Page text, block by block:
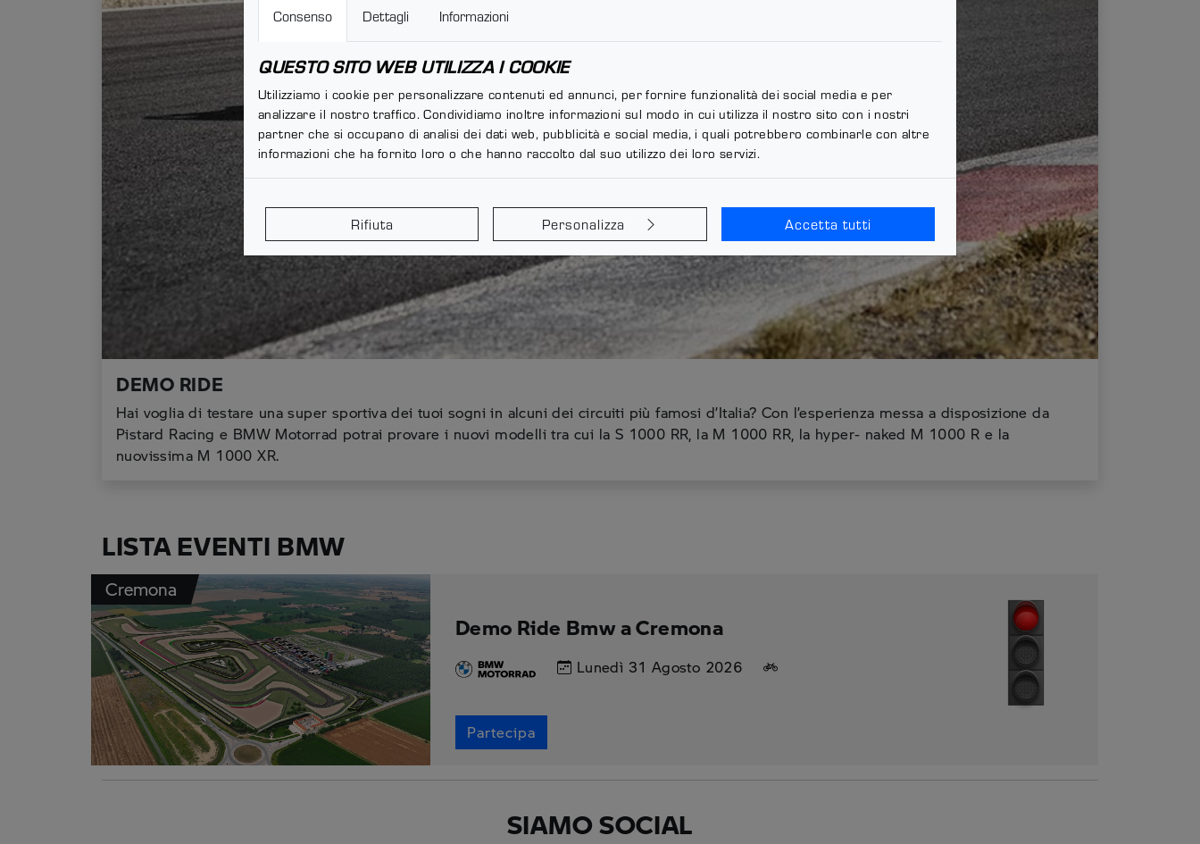
DEMO RIDE
Hai voglia di testare una super sportiva dei tuoi sogni in alcuni dei circuiti più famosi d’Italia? Con l’esperienza messa a disposizione da
Pistard Racing e BMW Motorrad potrai provare i nuovi modelli tra cui la S 1000 RR, la M 1000 RR, la hyper- naked M 1000 R e la
nuovissima M 1000 XR.
LISTA EVENTI BMW
Cremona
Demo Ride Bmw a Cremona
Lunedì 31 Agosto 2026
Partecipa
SIAMO SOCIAL
Consenso Dettagli Informazioni
QUESTO SITO WEB UTILIZZA I COOKIE
Utilizziamo i cookie per personalizzare contenuti ed annunci, per fornire funzionalità dei social media e per
analizzare il nostro traffico. Condividiamo inoltre informazioni sul modo in cui utilizza il nostro sito con i nostri
partner che si occupano di analisi dei dati web, pubblicità e social media, i quali potrebbero combinarle con altre
informazioni che ha fornito loro o che hanno raccolto dal suo utilizzo dei loro servizi.
Accetta tutti
Personalizza
Rifiuta